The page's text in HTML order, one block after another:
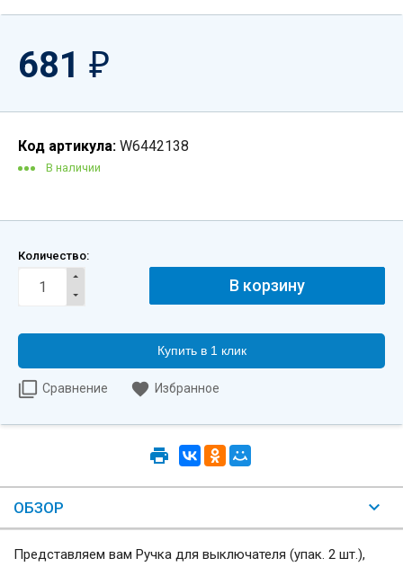
681 ₽
Код артикула: W6442138
В наличии
Количество:
Купить в 1 клик
Сравнение Избранное
ОБЗОР
Представляем вам Ручка для выключателя (упак. 2 шт.),